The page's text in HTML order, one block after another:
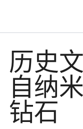
历史
自纳
钻石